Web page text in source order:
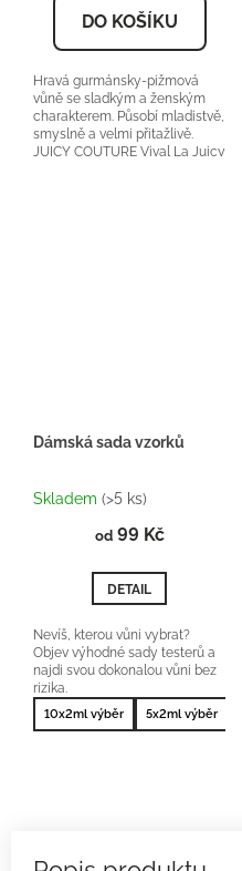
DO KOŠÍKU
Hravá gurmánsky-pižmová
vůně se sladkým a ženským
charakterem. Působí mladistvě,
smyslně a velmi přitažlivě.
JUICY COUTURE Vival La Juicy
Dámská sada vzorků
hodnocení
je
z
5
Skladem (>5 ks)
od99 Kč
DETAIL
Nevíš, kterou vůni vybrat?
Objev výhodné sady testerů a
najdi svou dokonalou vůni bez
rizika.
10x2ml výběr 5x2ml výběr